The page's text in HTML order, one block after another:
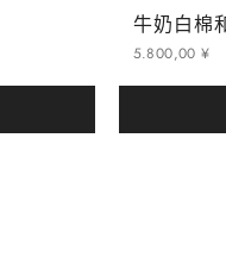
¥
5 ,
800
. 00